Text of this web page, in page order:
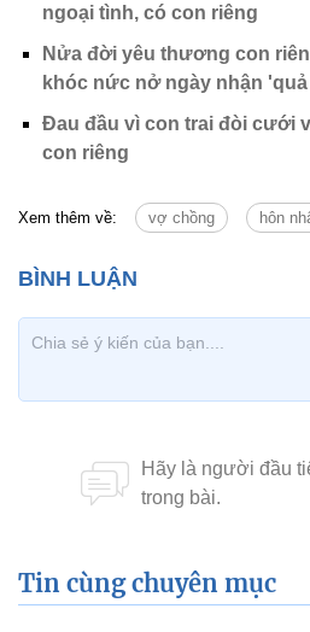
ngoại tình, có con riêng
Nửa đời yêu thương con
khóc nức nở ngày nhận
Đau đầu vì con trai đòi cưới
con riêng
Xem thêm về: vợ chồng hôn
Tin cùng chuyên mục